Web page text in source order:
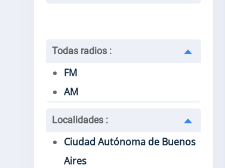
Todas radios :
FM
AM
Localidades :
Ciudad Autónoma de Buenos
Aires